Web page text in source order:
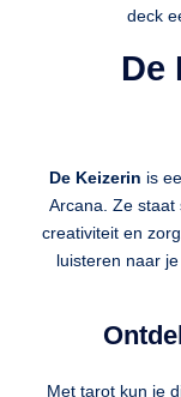
deck
De
De Keizerin is
Arcana. Ze staat
creativiteit en
luisteren naar
Met tarot kun je